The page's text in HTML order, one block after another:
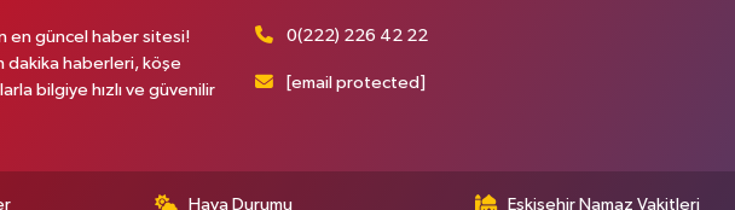
en güncel haber sitesi!
dakika haberleri, köşe
bilgiye hızlı ve güvenilir
0(222) 226 42 22
[email protected]
Hava Durumu Eskişehir Namaz Vakitleri